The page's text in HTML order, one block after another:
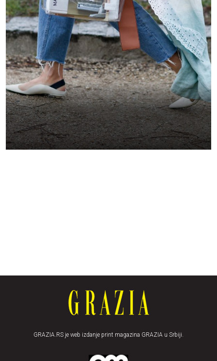
GRAZIA.RS je web izdanje print magazina GRAZIA u Srbiji.